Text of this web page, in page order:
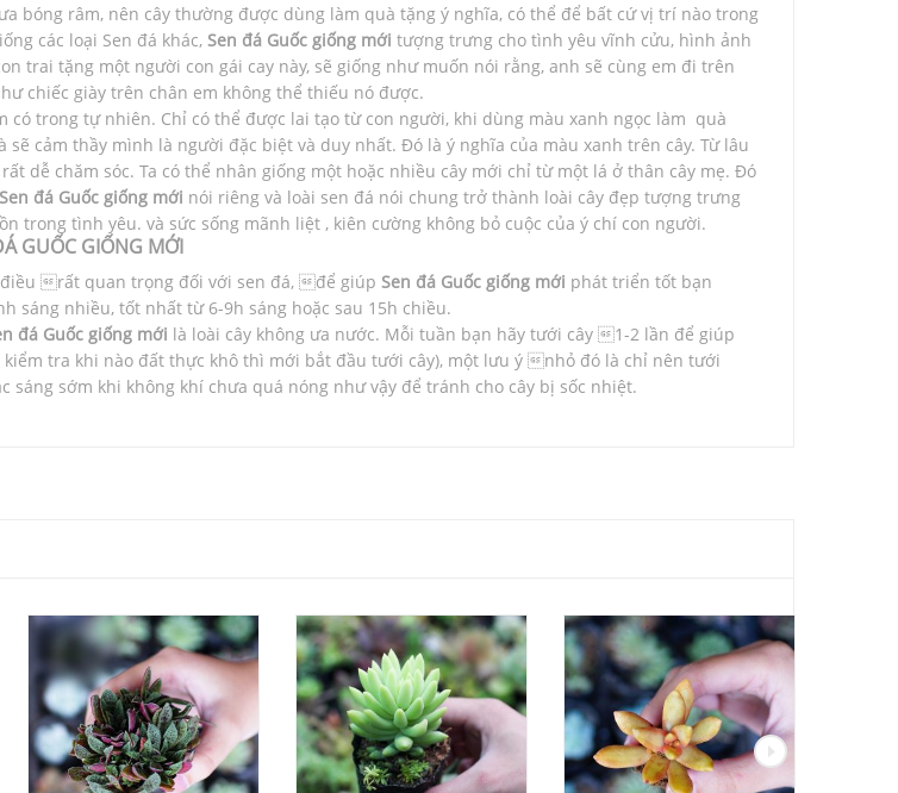
bóng râm, nên cây thường được dùng làm quà tặng ý nghĩa, có thể để bất cứ vị trí nào trong
các loại Sen đá khác, Sen đá Guốc giống mới tượng trưng cho tình yêu vĩnh cửu, hình ảnh
trai tặng một người con gái cay này, sẽ giống như muốn nói rằng, anh sẽ cùng em đi trên
chiếc giày trên chân em không thể thiếu nó được.
có trong tự nhiên. Chỉ có thể được lai tạo từ con người, khi dùng màu xanh ngọc làm quà
sẽ cảm thầy mình là người đặc biệt và duy nhất. Đó là ý nghĩa của màu xanh trên cây. Từ lâu
dễ chăm sóc. Ta có thể nhân giống một hoặc nhiều cây mới chỉ từ một lá ở thân cây mẹ. Đó
Sen đá Guốc giống mới nói riêng và loài sen đá nói chung trở thành loài cây đẹp tượng trưng
trong tình yêu. và sức sống mãnh liệt , kiên cường không bỏ cuộc của ý chí con người.
GUỐC GIỐNG MỚI
rất quan trọng đối với sen đá, để giúp Sen đá Guốc giống mới phát triển tốt bạn
sáng nhiều, tốt nhất từ 6-9h sáng hoặc sau 15h chiều.
đá Guốc giống mới là loài cây không ưa nước. Mỗi tuần bạn hãy tưới cây 1-2 lần để giúp
tra khi nào đất thực khô thì mới bắt đầu tưới cây), một lưu ý nhỏ đó là chỉ nên tưới
sáng sớm khi không khí chưa quá nóng như vậy để tránh cho cây bị sốc nhiệt.